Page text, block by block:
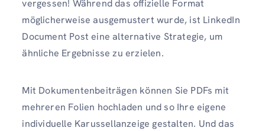
vergessen! Während das offizielle Format
möglicherweise ausgemustert wurde, ist LinkedIn
Document Post eine alternative Strategie, um
ähnliche Ergebnisse zu erzielen.
Mit Dokumentenbeiträgen können Sie PDFs mit
mehreren Folien hochladen und so Ihre eigene
individuelle Karussellanzeige gestalten. Und das